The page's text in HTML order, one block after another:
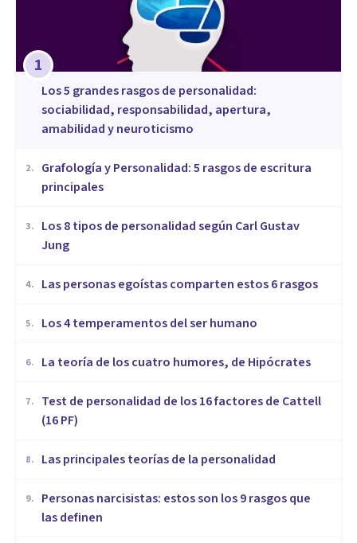
1
Los 5 grandes rasgos de personalidad:
sociabilidad, responsabilidad, apertura,
amabilidad y neuroticismo
2.
Grafología y Personalidad: 5 rasgos de escritura
principales
3.
​Los 8 tipos de personalidad según Carl Gustav
Jung
4. Las personas egoístas comparten estos 6 rasgos
5. Los 4 temperamentos del ser humano
6. ​La teoría de los cuatro humores, de Hipócrates
7.
Test de personalidad de los 16 factores de Cattell
(16 PF)
8. Las principales teorías de la personalidad
9.
Personas narcisistas: estos son los 9 rasgos que
las definen